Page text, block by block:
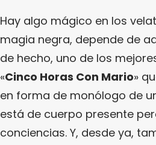
Hay algo mágico en los
magia negra, depende de
de hecho, uno de los
«Cinco Horas Con Mario»
en forma de monólogo de
está de cuerpo presente
conciencias. Y, desde ya,